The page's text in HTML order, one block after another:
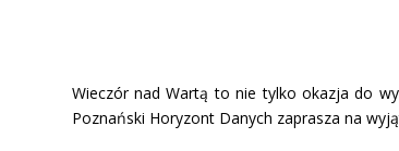
Wieczór nad Wartą to nie tylko okazja do
Poznański Horyzont Danych zaprasza na